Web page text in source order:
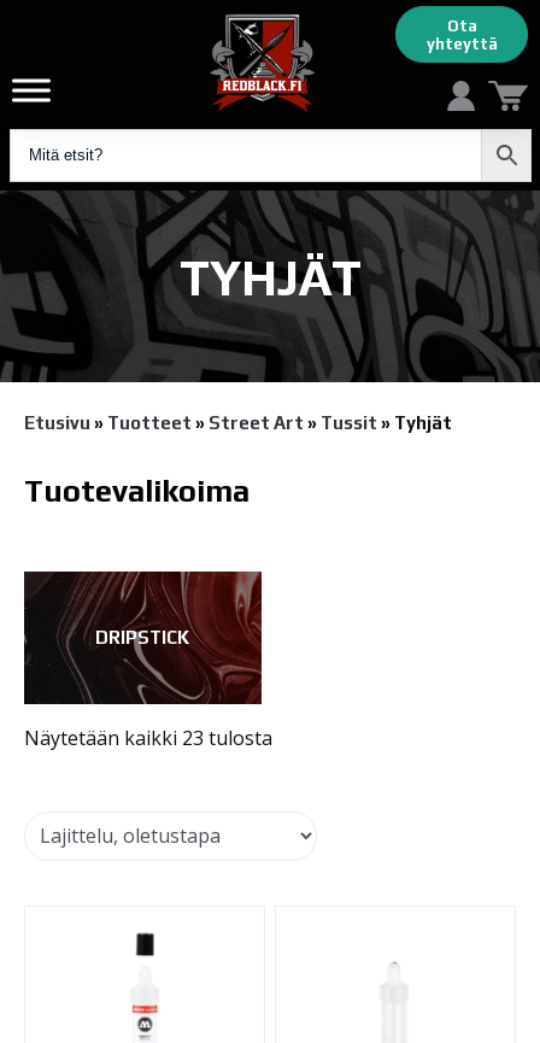
Ota
yhteyttä
TYHJÄT
Etusivu » Tuotteet » Street Art » Tussit » Tyhjät
Tuotevalikoima
DRIPSTICK
Näytetään kaikki 23 tulosta